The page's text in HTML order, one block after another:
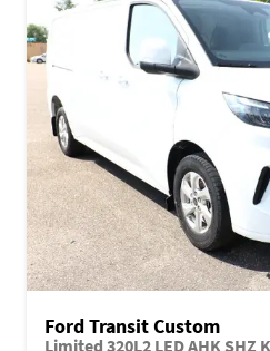
Ford Transit Custom
Limited 320L2 LED AHK SHZ